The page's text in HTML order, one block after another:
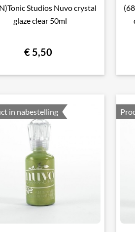
 Snel bekijken
Studios Nuvo crystal
glaze clear 50ml
€ 5,50
in nabestelling